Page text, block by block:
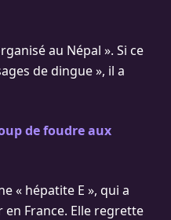
au Népal ». Si ce
de dingue », il a
de foudre aux
« hépatite E », qui a
France. Elle regrette